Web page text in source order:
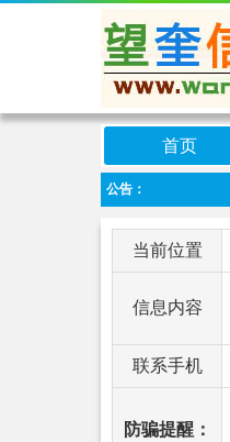
首页
公告：
当前位置
信息内容
联系手机
防骗提醒：